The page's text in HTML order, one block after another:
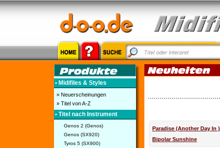
• Midifiles & Styles
» Neuerscheinungen
» Titel von A-Z
• Titel nach Instrument
Genos 2 (Genos)
Genos (SX920)
Tyros 5 (SX900)
Paradise (Another Day In
Bipolar Sunshine